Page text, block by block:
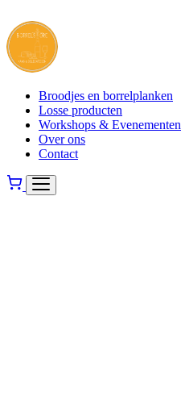
Broodjes en borrelplanken
Losse producten
Workshops & Evenementen
Over ons
Contact